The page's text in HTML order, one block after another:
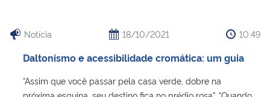
Notícia 18/10/2021 10:49
Daltonismo e acessibilidade cromática: um guia
“Assim que você passar pela casa verde, dobre na